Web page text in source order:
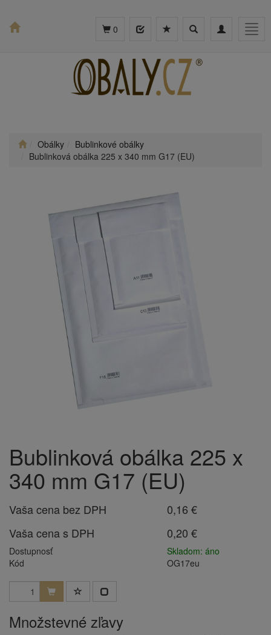
Toggle
Toggle
0
Obálky
Bublinkové obálky
Bublinková obálka 225 x 340 mm G17 (EU)
Bublinková obálka 225 x
340 mm G17 (EU)
Vaša cena bez DPH
0,16 €
Vaša cena s DPH
0,20 €
Dostupnosť
Skladom: áno
Kód
OG17eu
Množstevné zľavy